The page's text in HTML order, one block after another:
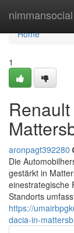
nimmansocial
Home
Home
1
aronpagt392280
Die
gestärkt in
einestrategische
Standorts
https://
dacia-in-